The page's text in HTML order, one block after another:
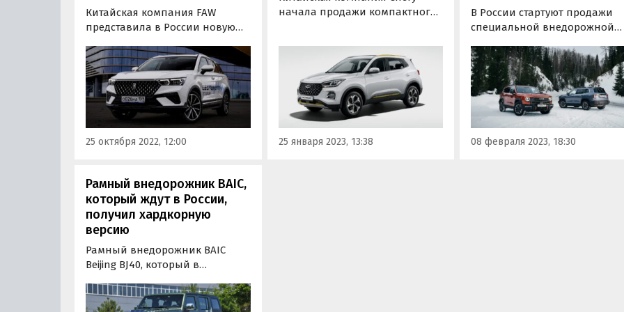
Китайская компания FAW
представила в России новую
среднеразмерного городского
кроссовера Bestune T77 –
Prestige Plus. При цене в 2 332
000 рублей (без учета скидок и
акций) она стала самым
богатым и дорогим вариантом
оснащения модели на…
25 октября 2022, 12:00
начала продажи компактного
Ultimate. Эта версия стала для
него уже шестой на российском
рынке — с учетом всех
возможных выгод она стоит 2
159 900 рублей, а без них ее…
25 января 2023, 13:38
В России стартуют продажи
специальной внедорожной
Исполнение, получившее
название Haval Dargo X,
отличается повышенной
проходимостью и более
брутальным дизайном.
08 февраля 2023, 18:30
Рамный внедорожник BAIC,
который ждут в России,
получил хардкорную
версию
Рамный внедорожник BAIC
Beijing BJ40, который в
на российском рынке, получил
в Китае хардкорную